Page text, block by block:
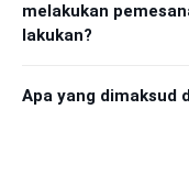
melakukan
lakukan?
Apa yang dimaksud